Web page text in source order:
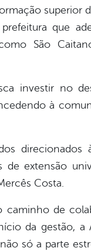
superior
que
São
investir no
à
extensão
Costa.
de
da gestão,
só a parte